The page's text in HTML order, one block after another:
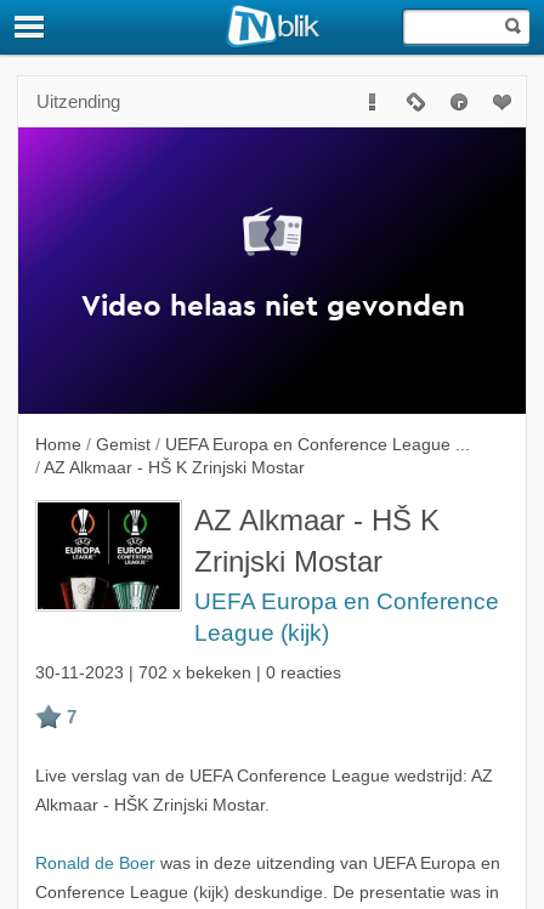
Uitzending
Home / Gemist / UEFA Europa en Conference League ...
/ AZ Alkmaar - HŠ K Zrinjski Mostar
AZ Alkmaar - HŠ K
Zrinjski Mostar
UEFA Europa en Conference
League (kijk)
30-11-2023 | 702 x bekeken | 0 reacties
Live verslag van de UEFA Conference League wedstrijd: AZ
Alkmaar - HŠK Zrinjski Mostar.
Ronald de Boerwas in deze uitzending van UEFA Europa en
Conference League (kijk) deskundige. De presentatie was in